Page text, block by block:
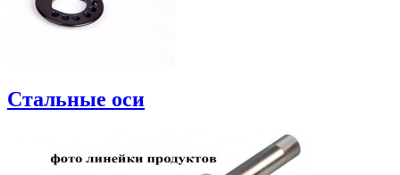
Стальные оси